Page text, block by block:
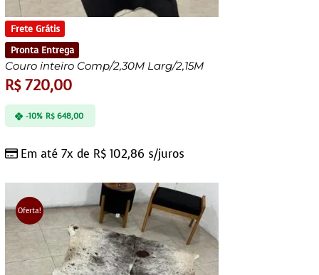
Frete Grátis
Pronta Entrega
Couro inteiro Comp/2,30M Larg/2,15M
R$720,00
Em até 7x de R$ 102,86 s/juros
-10% R$648,00
Oferta!